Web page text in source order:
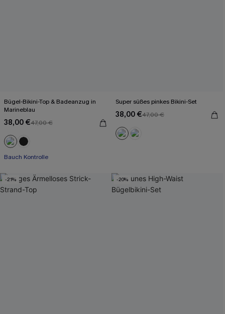
Bügel-Bikini-Top & Badeanzug in
Marineblau
38,00 €47,00 €
Bauch Kontrolle
Super süßes pinkes Bikini-Set
38,00 €47,00 €
-21% -20%